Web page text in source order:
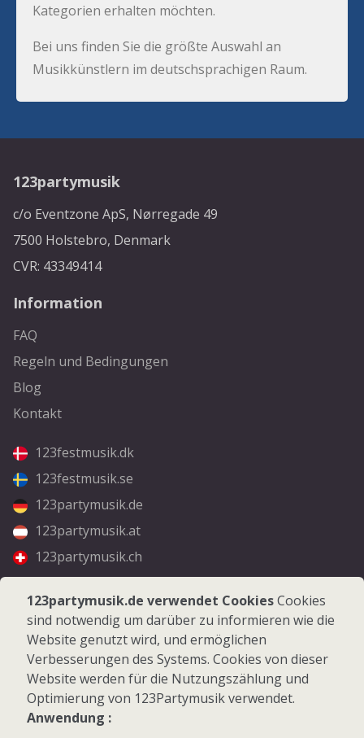
Kategorien erhalten möchten.
Bei uns finden Sie die größte Auswahl an
Musikkünstlern im deutschsprachigen Raum.
123partymusik
c/o Eventzone ApS, Nørregade 49
7500 Holstebro, Denmark
CVR: 43349414
Information
FAQ
Regeln und Bedingungen
Blog
Kontakt
123festmusik.dk
123festmusik.se
123partymusik.de
123partymusik.at
123partymusik.ch
Folgen Sie uns
Facebook
Instagram
123partymusik.de verwendet CookiesCookies
sind notwendig um darüber zu informieren wie die
Website genutzt wird, und ermöglichen
Verbesserungen des Systems. Cookies von dieser
Website werden für die Nutzungszählung und
Optimierung von 123Partymusik verwendet.
Anwendung :